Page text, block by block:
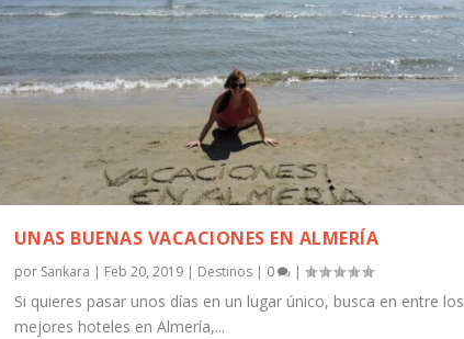
UNAS BUENAS VACACIONES EN ALMERÍA
por Sankara | Feb 20, 2019| Destinos| 0 |
Si quieres pasar unos días en un lugar único, busca en entre los
mejores hoteles en Almería,...